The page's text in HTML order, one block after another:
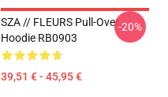
SZA // FLEURS Pull-Over
Hoodie RB0903
39,51 € - 45,95 €
-20%